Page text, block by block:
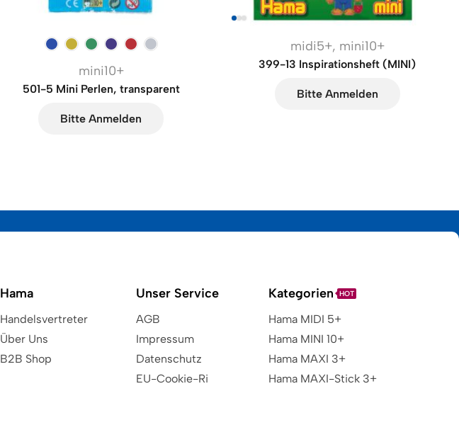
mini10+
501-5 Mini Perlen, transparent
Bitte Anmelden
midi5+, mini10+
399-13 Inspirationsheft (MINI)
Bitte Anmelden
Hama
Handelsvertreter
Über Uns
B2B Shop
Unser Service
AGB
Impressum
Datenschutz
EU-Cookie-Ri
Kategorien HOT
Hama MIDI 5+
Hama MINI 10+
Hama MAXI 3+
Hama MAXI-Stick 3+